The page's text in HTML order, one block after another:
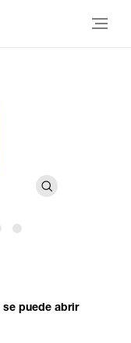
se puede abrir